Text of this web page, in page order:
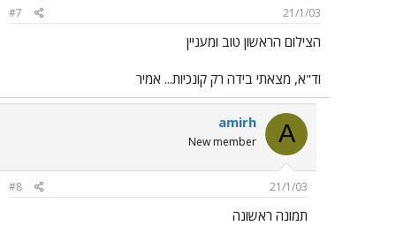
21/1/03
#7
הצילום הראשון טוב ומעניין
וד"א, מצאתי בידה רק קונכיות... אמיר
A
amirh
New member
21/1/03
#8
תמונה ראשונה